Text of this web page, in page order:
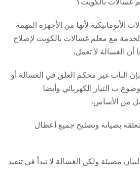
الأتوماتيكية لأنها من الأجهزة المهمة
مع معلم غسالات بالكويت لإصلاح
أن الغسالة لا تعمل،
الباب غير محكم الغلق في الغسالة أو
ب التيار الكهربائي وأيضا
من الأساس،
بصيانة وتصليح جميع أعطال
مضيئة ولكن الغسالة لا تبدأ في تنفيذ